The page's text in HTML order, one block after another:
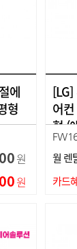
에
형
원
원
어
형 (
월 렌
카드